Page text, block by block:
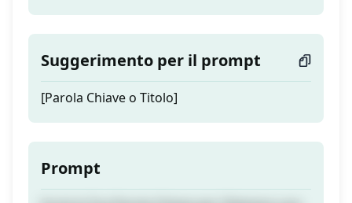
Suggerimento per il prompt
[Parola Chiave o Titolo]
Prompt